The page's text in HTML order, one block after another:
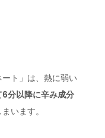
ト」は、熱に弱い
6分以降に辛み成分
います。